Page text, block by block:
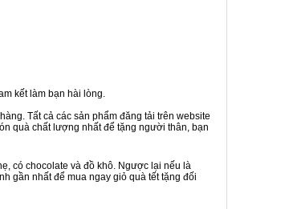
kết làm bạn hài lòng.
Tất cả các sản phẩm đăng tải trên website
quà chất lượng nhất để tặng người thân, bạn
có chocolate và đồ khô. Ngược lại nếu là
gần nhất để mua ngay giỏ quà tết tặng đối